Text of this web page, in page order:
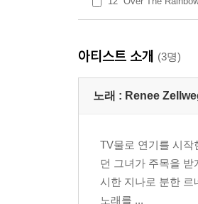
아티스트 소개 (3명)
노래 : Renee
TV물로 연기를 시작
던 그녀가 주목을
시한 지나로 분한 르
노래를 ...